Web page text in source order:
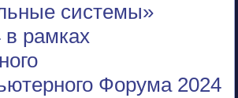
системы»
рамках
Форума 2024